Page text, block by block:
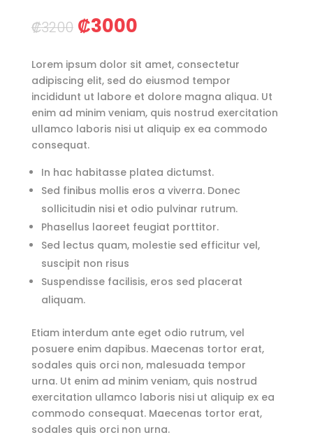
₡3200 Original
price
was:
₡3200.
₡3000Current
is:
₡3000.
Lorem ipsum dolor sit amet, consectetur
adipiscing elit, sed do eiusmod tempor
incididunt ut labore et dolore magna aliqua. Ut
enim ad minim veniam, quis nostrud exercitation
ullamco laboris nisi ut aliquip ex ea commodo
consequat.
In hac habitasse platea dictumst.
Sed finibus mollis eros a viverra. Donec
sollicitudin nisi et odio pulvinar rutrum.
Phasellus laoreet feugiat porttitor.
Sed lectus quam, molestie sed efficitur vel,
suscipit non risus
Suspendisse facilisis, eros sed placerat
aliquam.
Etiam interdum ante eget odio rutrum, vel
posuere enim dapibus. Maecenas tortor erat,
sodales quis orci non, malesuada tempor
urna. Ut enim ad minim veniam, quis nostrud
exercitation ullamco laboris nisi ut aliquip ex ea
commodo consequat. Maecenas tortor erat,
sodales quis orci non urna.